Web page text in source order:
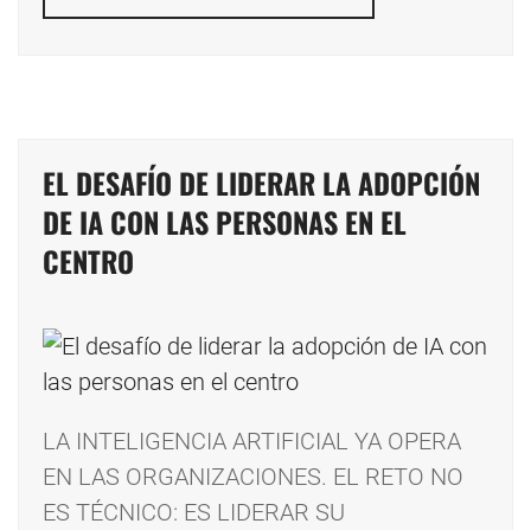
EL DESAFÍO DE LIDERAR LA ADOPCIÓN
DE IA CON LAS PERSONAS EN EL
CENTRO
LA INTELIGENCIA ARTIFICIAL YA OPERA
EN LAS ORGANIZACIONES. EL RETO NO
ES TÉCNICO: ES LIDERAR SU